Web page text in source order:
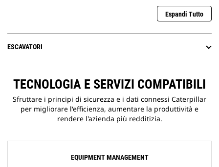
Espandi Tutto
ESCAVATORI
TECNOLOGIA E SERVIZI COMPATIBILI
Sfruttare i principi di sicurezza e i dati connessi Caterpillar
per migliorare l'efficienza, aumentare la produttività e
rendere l'azienda più redditizia.
EQUIPMENT MANAGEMENT